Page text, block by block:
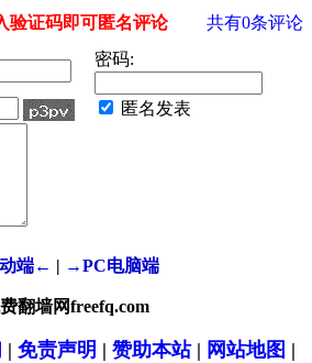
验证码即可匿名评论 共有0条评论
密码:
匿名发表
端← | →PC电脑端
翻墙网freefq.com
| 免责声明 | 赞助本站| 网站地图 |